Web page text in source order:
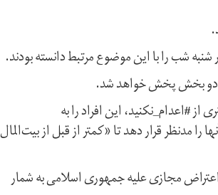
شب را با این موضوع مرتبط دانسته بودند.
دو بخش پخش خواهد شد.
#اعدام_نکنید، این افراد را به
مدنظر قرار دهد تا «‌کمتر از قبل از بیت‌المال
است و بزرگ‌ترین اعتراض مجازی علیه جمهوری اسلامی به شمار